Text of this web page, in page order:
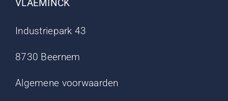
VLAEMINCK
Industriepark 43
8730 Beernem
Algemene voorwaarden